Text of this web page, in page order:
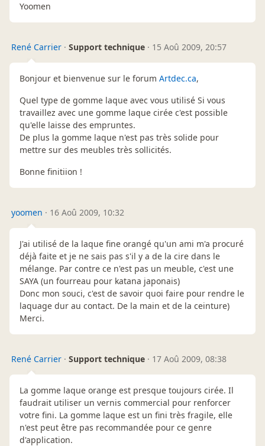
Yoomen
René Carrier · Support technique · 15 Aoû 2009, 20:57
Bonjour et bienvenue sur le forum Artdec.ca,
Quel type de gomme laque avec vous utilisé Si vous
travaillez avec une gomme laque cirée c'est possible
qu'elle laisse des empruntes.
De plus la gomme laque n'est pas très solide pour
mettre sur des meubles très sollicités.
Bonne finitiion !
yoomen · 16 Aoû 2009, 10:32
J'ai utilisé de la laque fine orangé qu'un ami m'a procuré
déjà faite et je ne sais pas s'il y a de la cire dans le
mélange. Par contre ce n'est pas un meuble, c'est une
SAYA (un fourreau pour katana japonais)
Donc mon souci, c'est de savoir quoi faire pour rendre le
laquage dur au contact. De la main et de la ceinture)
Merci.
René Carrier · Support technique · 17 Aoû 2009, 08:38
La gomme laque orange est presque toujours cirée. Il
faudrait utiliser un vernis commercial pour renforcer
votre fini. La gomme laque est un fini très fragile, elle
n'est peut être pas recommandée pour ce genre
d'application.